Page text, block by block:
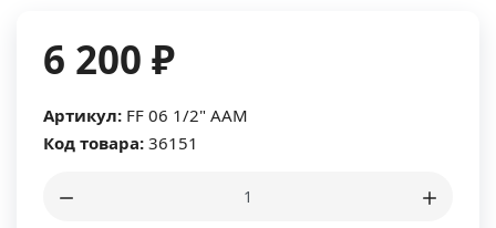
6 200 ₽
Артикул: FF 06 1/2" ААМ
Код товара: 36151